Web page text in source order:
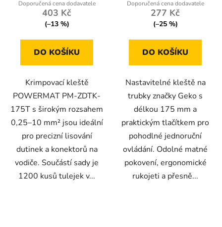
403 Kč
(–13 %)
DO KOŠÍKU
Krimpovací kleště
POWERMAT PM-ZDTK-
175T s širokým rozsahem
0,25–10 mm² jsou ideální
pro precizní lisování
dutinek a konektorů na
vodiče. Součástí sady je
1200 kusů tulejek v...
277 Kč
(–25 %)
DO KOŠÍKU
Nastavitelné kleště na
trubky značky Geko s
délkou 175 mm a
praktickým tlačítkem pro
pohodlné jednoruční
ovládání. Odolné matné
pokovení, ergonomické
rukojeti a přesně...